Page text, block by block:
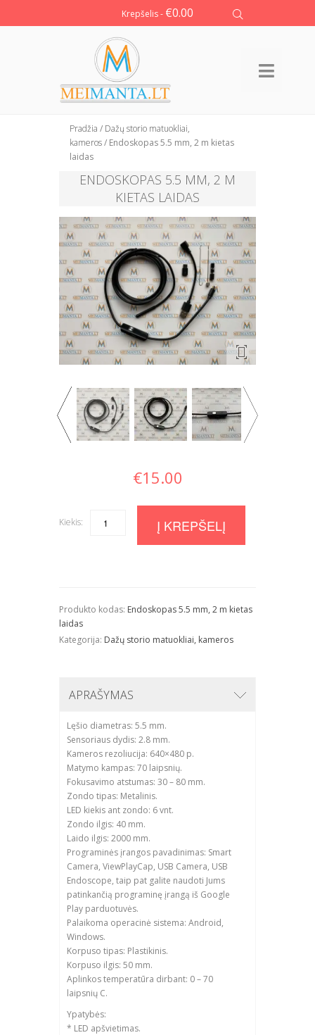
Krepšelis - €0.00
Pradžia / Dažų storio matuokliai,
kameros/ Endoskopas 5.5 mm, 2 m kietas
laidas
ENDOSKOPAS 5.5 MM, 2 M
KIETAS LAIDAS
€15.00
Kiekis: Quantity Į KREPŠELĮ
Produkto kodas: Endoskopas 5.5 mm, 2 m kietas
laidas
Kategorija: Dažų storio matuokliai, kameros
APRAŠYMAS
Lęšio diametras: 5.5 mm.
Sensoriaus dydis: 2.8 mm.
Kameros rezoliucija: 640×480 p.
Matymo kampas: 70 laipsnių.
Fokusavimo atstumas: 30 – 80 mm.
Zondo tipas: Metalinis.
LED kiekis ant zondo: 6 vnt.
Zondo ilgis: 40 mm.
Laido ilgis: 2000 mm.
Programinės įrangos pavadinimas: Smart
Camera, ViewPlayCap, USB Camera, USB
Endoscope, taip pat galite naudoti Jums
patinkančią programinę įrangą iš Google
Play parduotuvės.
Palaikoma operacinė sistema: Android,
Windows.
Korpuso tipas: Plastikinis.
Korpuso ilgis: 50 mm.
Aplinkos temperatūra dirbant: 0 – 70
laipsnių C.
Ypatybės:
* LED apšvietimas.